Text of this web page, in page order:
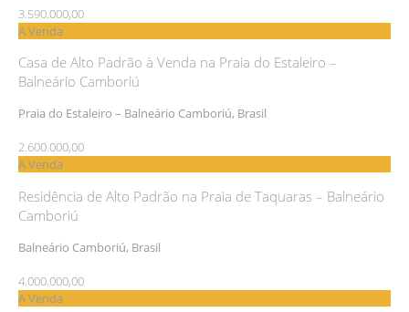
3.590.000,00
A Venda
Casa de Alto Padrão à Venda na Praia do Estaleiro –
Balneário Camboriú
Praia do Estaleiro – Balneário Camboriú, Brasil
2.600.000,00
A Venda
Residência de Alto Padrão na Praia de Taquaras – Balneário
Camboriú
Balneário Camboriú, Brasil
4.000.000,00
A Venda